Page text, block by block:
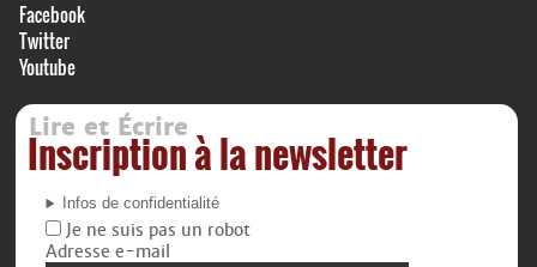
Facebook
Twitter
Youtube
Lire et Écrire
Inscription à la newsletter
Infos de confidentialité
Je ne suis pas un robot
Adresse e-mail